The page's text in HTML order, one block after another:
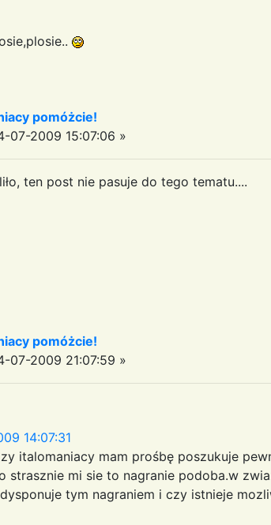
pomóżcie!
07-2009 15:07:06 »
ten post nie pasuje do tego tematu....
pomóżcie!
07-2009 21:07:59 »
14:07:31
italomaniacy mam prośbę poszukuje
strasznie mi sie to nagranie podoba.w
tym nagraniem i czy istnieje